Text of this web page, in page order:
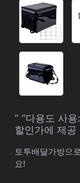
” “다용도 사
할인가에 제
토투배달가방으
요!